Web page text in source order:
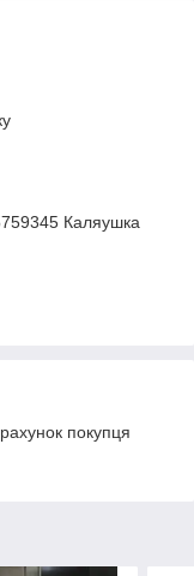
Каляушка
покупця